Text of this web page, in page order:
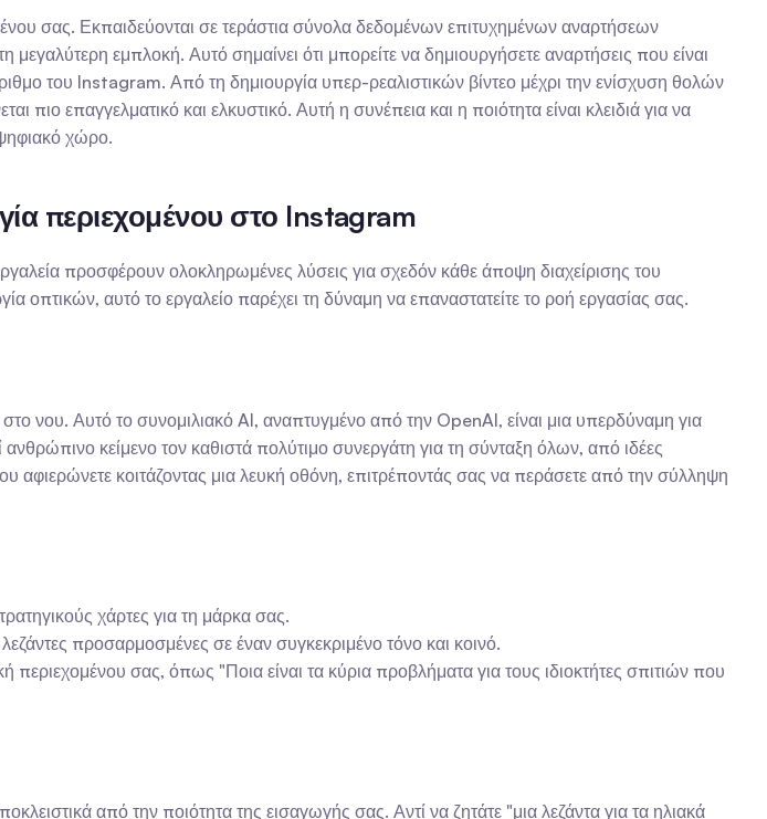
σας. Εκπαιδεύονται σε τεράστια σύνολα δεδομένων επιτυχημένων αναρτήσεων
εμπλοκή. Αυτό σημαίνει ότι μπορείτε να δημιουργήσετε αναρτήσεις που είναι
του Instagram. Από τη δημιουργία υπερ-ρεαλιστικών βίντεο μέχρι την ενίσχυση θολών
επαγγελματικό και ελκυστικό. Αυτή η συνέπεια και η ποιότητα είναι κλειδιά για να
χώρο.
περιεχομένου στο Instagram
προσφέρουν ολοκληρωμένες λύσεις για σχεδόν κάθε άποψη διαχείρισης του
οπτικών, αυτό το εργαλείο παρέχει τη δύναμη να επαναστατείτε το ροή εργασίας σας.
νου. Αυτό το συνομιλιακό AI, αναπτυγμένο από την OpenAI, είναι μια υπερδύναμη για
κείμενο τον καθιστά πολύτιμο συνεργάτη για τη σύνταξη όλων, από ιδέες
κοιτάζοντας μια λευκή οθόνη, επιτρέποντάς σας να περάσετε από την σύλληψη
χάρτες για τη μάρκα σας.
προσαρμοσμένες σε έναν συγκεκριμένο τόνο και κοινό.
περιεχομένου σας, όπως "Ποια είναι τα κύρια προβλήματα για τους ιδιοκτήτες σπιτιών που
από την ποιότητα της εισαγωγής σας. Αντί να ζητάτε "μια λεζάντα για τα ηλιακά